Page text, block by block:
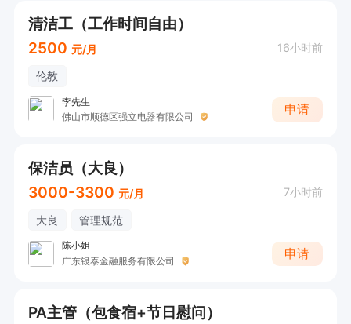
清洁工（工作时间自由）
2500 元/月 16小时前
伦教
李先生
佛山市顺德区强立电器有限公司
申请
保洁员（大良）
3000-3300 元/月 7小时前
大良 管理规范
陈小姐
广东银泰金融服务有限公司
申请
PA主管（包食宿+节日慰问）